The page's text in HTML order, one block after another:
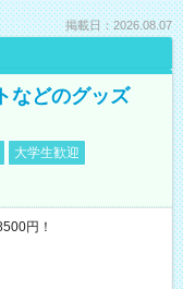
掲載日：2026.08.07
などのグッズ
大学生歓迎
円！